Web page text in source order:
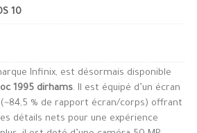
10
Infinix, est désormais disponible
1995 dirhams. Il est équipé d’un écran
(~84,5 % de rapport écran/corps) offrant
détails nets pour une expérience